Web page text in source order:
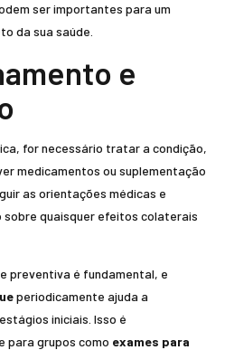
ser importantes para um
da sua saúde.
e
for necessário tratar a condição,
medicamentos ou suplementação
as orientações médicas e
quaisquer efeitos colaterais
preventiva é fundamental, e
periodicamente ajuda a
iniciais. Isso é
para grupos como exames para